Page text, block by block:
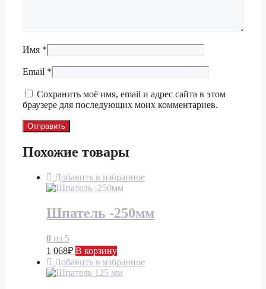
Имя *
Email *
Сохранить моё имя, email и адрес сайта в этом
браузере для последующих моих комментариев.
Похожие товары
Добавить в избранное
Шпатель -250мм
0 из 5
1 068₽ В корзину
Добавить в избранное